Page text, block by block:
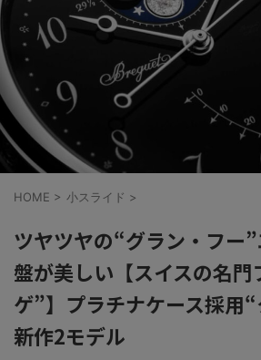
HOME > 小スライド >
ツヤツヤの“グラン・フー
盤が美しい【スイスの名
ゲ”】プラチナケース採用
新作2モデル